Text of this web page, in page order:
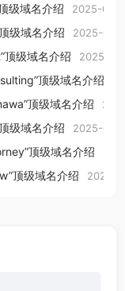
级域名介绍 2025-09-
级域名介绍 2025-09-
顶级域名介绍 2025-
顶级域名介绍
顶级域名介绍
级域名介绍 2025-09-
顶级域名介绍
顶级域名介绍 2025-